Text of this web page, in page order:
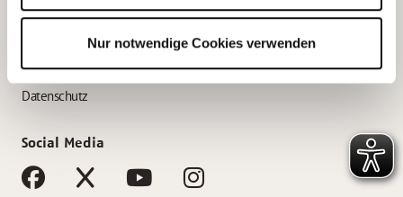
Nur notwendige Cookies verwenden
AWO Gliederungen nach Bundesland
Impressum
Datenschutz
Social Media